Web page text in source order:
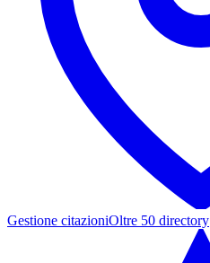
Gestione citazioniOltre 50 directory